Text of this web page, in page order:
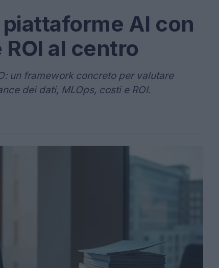
AI con
al centro
un framework concreto per valutare
dei dati, MLOps, costi e ROI.